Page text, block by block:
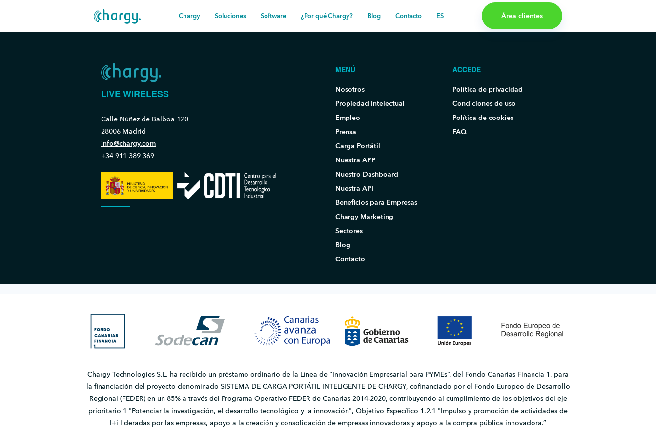
Chargy Soluciones Software ¿Por qué Chargy? Blog Contacto ES Área clientes
LIVE WIRELESS
Calle Núñez de Balboa 120
28006 Madrid
info@chargy.com
+34 911 389 369
MENÚ
Nosotros
Propiedad Intelectual
Empleo
Prensa
Carga Portátil
Nuestra APP
Nuestro Dashboard
Nuestra API
Beneficios para Empresas
Chargy Marketing
Sectores
Blog
Contacto
ACCEDE
Política de privacidad
Condiciones de uso
Política de cookies
FAQ
Chargy Technologies S.L. ha recibido un préstamo ordinario de la Línea de “Innovación Empresarial para PYMEs”, del Fondo Canarias Financia 1, para
la financiación del proyecto denominado SISTEMA DE CARGA PORTÁTIL INTELIGENTE DE CHARGY, cofinanciado por el Fondo Europeo de Desarrollo
Regional (FEDER) en un 85% a través del Programa Operativo FEDER de Canarias 2014-2020, contribuyendo al cumplimiento de los objetivos del eje
prioritario 1 "Potenciar la investigación, el desarrollo tecnológico y la innovación", Objetivo Específico 1.2.1 "Impulso y promoción de actividades de
I+i lideradas por las empresas, apoyo a la creación y consolidación de empresas innovadoras y apoyo a la compra pública innovadora.”